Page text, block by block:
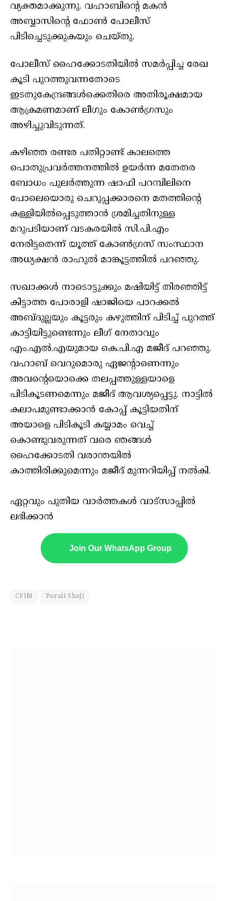
വ്യക്തമാക്കുന്നു. വഹാബിന്റെ മകൻ
അബ്ബാസിന്റെ ഫോൺ പോലീസ്
പിടിച്ചെടുക്കുകയും ചെയ്തു.
പോലീസ് ഹൈക്കോടതിയിൽ സമർപ്പിച്ച രേഖ
കൂടി പുറത്തുവന്നതോടെ
ഇടതുകേന്ദ്രങ്ങൾക്കെതിരെ അതിരൂക്ഷമായ
ആക്രമണമാണ് ലീഗും കോൺഗ്രസും
അഴിച്ചുവിടുന്നത്.
കഴിഞ്ഞ രണ്ടര പതിറ്റാണ്ട് കാലത്തെ
പൊതുപ്രവർത്തനത്തിൽ ഉയർന്ന മതേതര
ബോധം പുലർത്തുന്ന ഷാഫി പറമ്പിലിനെ
പോലെയൊരു ചെറുപ്പക്കാരനെ മതത്തിന്റെ
കള്ളിയിൽപ്പെടുത്താൻ ശ്രമിച്ചതിനുള്ള
മറുപടിയാണ് വടകരയിൽ സി.പി.എം
നേരിട്ടതെന്ന് യൂത്ത് കോൺഗ്രസ് സംസ്ഥാന
അധ്യക്ഷൻ രാഹുൽ മാങ്കൂട്ടത്തിൽ പറഞ്ഞു.
സഖാക്കൾ നാടൊട്ടുക്കും മഷിയിട്ട് തിരഞ്ഞിട്ട്
കിട്ടാത്ത പോരാളി ഷാജിയെ പാറക്കൽ
അബ്ദുല്ലയും കൂട്ടരും കഴുത്തിന് പിടിച്ച് പുറത്ത്
കാട്ടിയിട്ടുണ്ടെന്നും ലീഗ് നേതാവും
എം.എൽ.എയുമായ കെ.പി.എ മജീദ് പറഞ്ഞു.
വഹാബ് വെറുമൊരു ഏജന്റാണെന്നും
അവന്റെയൊക്കെ തലപ്പത്തുള്ളയാളെ
പിടികൂടണമെന്നും മജീദ് ആവശ്യപ്പെട്ടു. നാട്ടിൽ
കലാപമുണ്ടാക്കാൻ കോപ്പ് കൂട്ടിയതിന്
അയാളെ പിടികൂടി കയ്യാമം വെച്ച്
കൊണ്ടുവരുന്നത് വരെ ഞങ്ങൾ
ഹൈക്കോടതി വരാന്തയിൽ
കാത്തിരിക്കുമെന്നും മജീദ് മുന്നറിയിപ്പ് നൽകി.
ഏറ്റവും പുതിയ വാർത്തകൾ വാട്സാപ്പിൽ
ലഭിക്കാൻ
Join Our WhatsApp Group
CPIM Porali Shaji